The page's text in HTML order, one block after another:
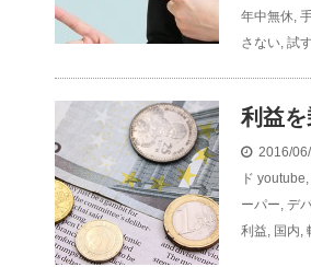
年中無休,
さない, 試す
利益を
2016/
ド youtube,
ーパー, デ
利益, 国内,